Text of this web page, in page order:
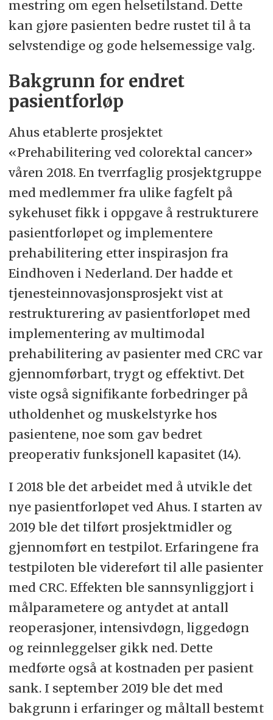
mestring om egen helsetilstand. Dette
kan gjøre pasienten bedre rustet til å ta
selvstendige og gode helsemessige valg.
Bakgrunn for endret
pasientforløp
Ahus etablerte prosjektet
«Prehabilitering ved colorektal cancer»
våren 2018. En tverrfaglig prosjektgruppe
med medlemmer fra ulike fagfelt på
sykehuset fikk i oppgave å restrukturere
pasientforløpet og implementere
prehabilitering etter inspirasjon fra
Eindhoven i Nederland. Der hadde et
tjenesteinnovasjonsprosjekt vist at
restrukturering av pasientforløpet med
implementering av multimodal
prehabilitering av pasienter med CRC var
gjennomførbart, trygt og effektivt. Det
viste også signifikante forbedringer på
utholdenhet og muskelstyrke hos
pasientene, noe som gav bedret
preoperativ funksjonell kapasitet (14).
I 2018 ble det arbeidet med å utvikle det
nye pasientforløpet ved Ahus. I starten av
2019 ble det tilført prosjektmidler og
gjennomført en testpilot. Erfaringene fra
testpiloten ble videreført til alle pasienter
med CRC. Effekten ble sannsynliggjort i
målparametere og antydet at antall
reoperasjoner, intensivdøgn, liggedøgn
og reinnleggelser gikk ned. Dette
medførte også at kostnaden per pasient
sank. I september 2019 ble det med
bakgrunn i erfaringer og måltall bestemt